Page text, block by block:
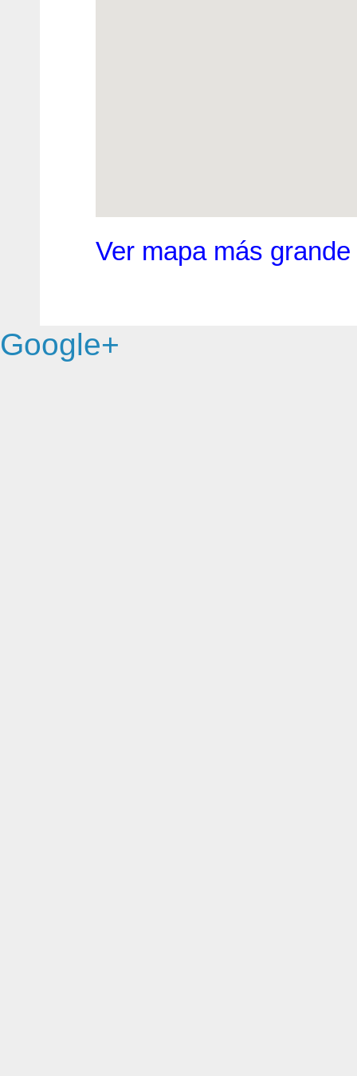
Ver mapa más grande
Google+